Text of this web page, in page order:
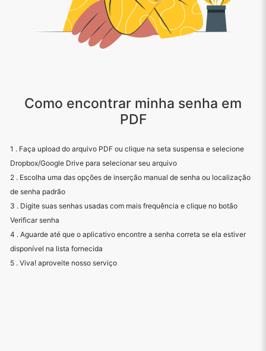
Como encontrar minha senha em
PDF
1 . Faça upload do arquivo PDF ou clique na seta suspensa e selecione
Dropbox/Google Drive para selecionar seu arquivo
2 . Escolha uma das opções de inserção manual de senha ou localização
de senha padrão
3 . Digite suas senhas usadas com mais frequência e clique no botão
Verificar senha
4 . Aguarde até que o aplicativo encontre a senha correta se ela estiver
disponível na lista fornecida
5 . Viva! aproveite nosso serviço